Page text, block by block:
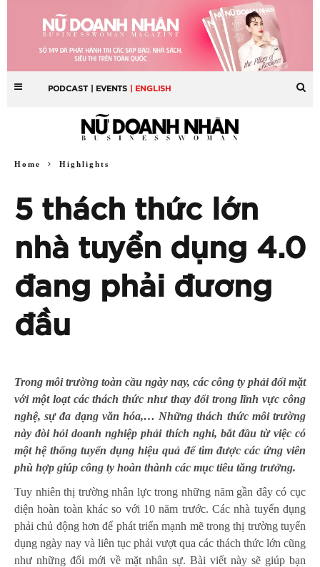
PODCAST | EVENTS | ENGLISH
Home Highlights
5 thách thức lớn
nhà tuyển dụng 4.0
đang phải đương
đầu
Trong môi trường toàn cầu ngày nay, các công ty phải đối mặt
với một loạt các thách thức như thay đổi trong lĩnh vực công
nghệ, sự đa dạng văn hóa,… Những thách thức môi trường
này đòi hỏi doanh nghiệp phải thích nghi, bắt đầu từ việc có
một hệ thống tuyển dụng hiệu quả để tìm được các ứng viên
phù hợp giúp công ty hoàn thành các mục tiêu tăng trưởng.
Tuy nhiên thị trường nhân lực trong những năm gần đây có cục
diện hoàn toàn khác so với 10 năm trước. Các nhà tuyển dụng
phải chủ động hơn để phát triển mạnh mẽ trong thị trường tuyển
dụng ngày nay và liên tục phải vượt qua các thách thức lớn cũng
như những đổi mới về mặt nhân sự. Bài viết này sẽ giúp bạn